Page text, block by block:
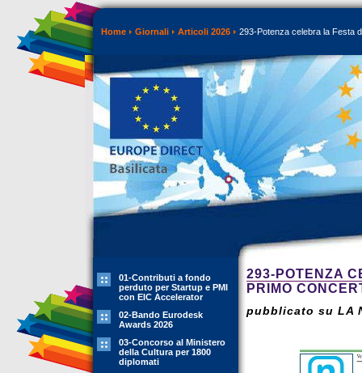
Home Giornali Articoli 2026 293-Potenza celebra la Festa
01-Contributi a fondo
perduto per Startup e PMI
con EIC Accelerator
02-Bando Eurodesk
Awards 2026
03-Concorso al Ministero
della Cultura per 1800
diplomati
293-POTENZA
PRIMO
pubblicato su LA